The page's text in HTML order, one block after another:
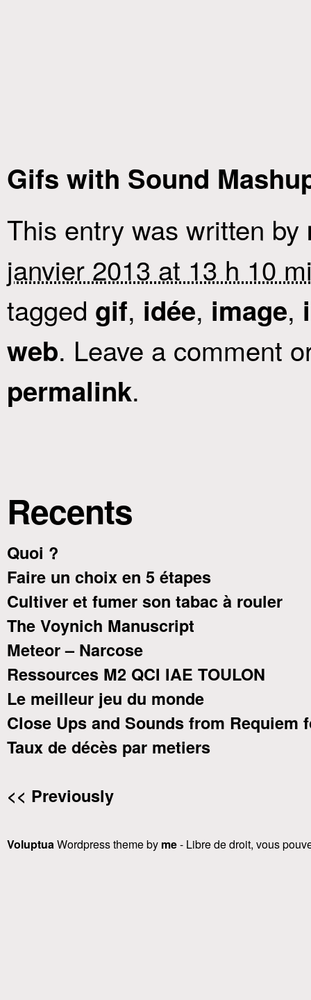
Gifs with Sound
This entry was written by
janvier 2013 at 13 h 10
tagged gif, idée, image,
web. Leave a comment
permalink.
Recents
Quoi ?
Faire un choix en 5 étapes
Cultiver et fumer son tabac à rouler
The Voynich Manuscript
Meteor – Narcose
Ressources M2 QCI IAE TOULON
Le meilleur jeu du monde
Close Ups and Sounds from Requiem
Taux de décès par metiers
<< Previously
VoluptuaWordpress theme by me- Libre de droit, vous